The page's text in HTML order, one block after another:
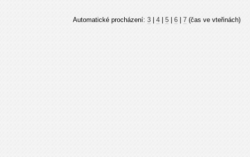
Automatické procházení: 3| 4| 5| 6| 7(čas ve vteřinách)